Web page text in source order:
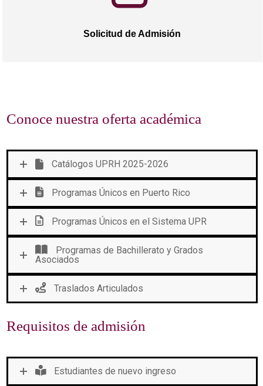
Solicitud de Admisión
Conoce nuestra oferta académica
Catálogos UPRH 2025-2026
Programas Únicos en Puerto Rico
Programas Únicos en el Sistema UPR
Programas de Bachillerato y Grados
Asociados
Traslados Articulados
Requisitos de admisión
Estudiantes de nuevo ingreso